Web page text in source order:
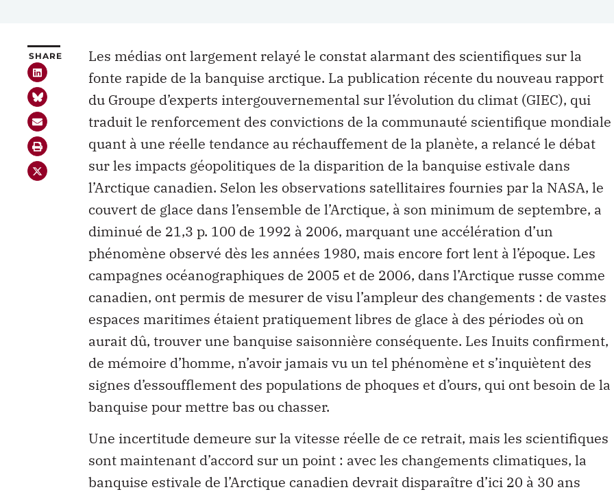
SHARE
Les médias ont largement relayé le constat alarmant des scientifiques sur la
fonte rapide de la banquise arctique. La publication récente du nouveau rapport
du Groupe d’experts intergouvernemental sur l’évolution du climat (GIEC), qui
traduit le renforcement des convictions de la communauté scientifique mondiale
quant à une réelle tendance au réchauffement de la planète, a relancé le débat
sur les impacts géopolitiques de la disparition de la banquise estivale dans
l’Arctique canadien. Selon les observations satellitaires fournies par la NASA, le
couvert de glace dans l’ensemble de l’Arctique, à son minimum de septembre, a
diminué de 21,3 p. 100 de 1992 à 2006, marquant une accélération d’un
phénomène observé dès les années 1980, mais encore fort lent à l’époque. Les
campagnes océanographiques de 2005 et de 2006, dans l’Arctique russe comme
canadien, ont permis de mesurer de visu l’ampleur des changements : de vastes
espaces maritimes étaient pratiquement libres de glace à des périodes où on
aurait dû‚ trouver une banquise saisonnière conséquente. Les Inuits confirment,
de mémoire d’homme, n’avoir jamais vu un tel phénomène et s’inquiètent des
signes d’essoufflement des populations de phoques et d’ours, qui ont besoin de la
banquise pour mettre bas ou chasser.
Une incertitude demeure sur la vitesse réelle de ce retrait, mais les scientifiques
sont maintenant d’accord sur un point : avec les changements climatiques, la
banquise estivale de l’Arctique canadien devrait disparaître d’ici 20 à 30 ans